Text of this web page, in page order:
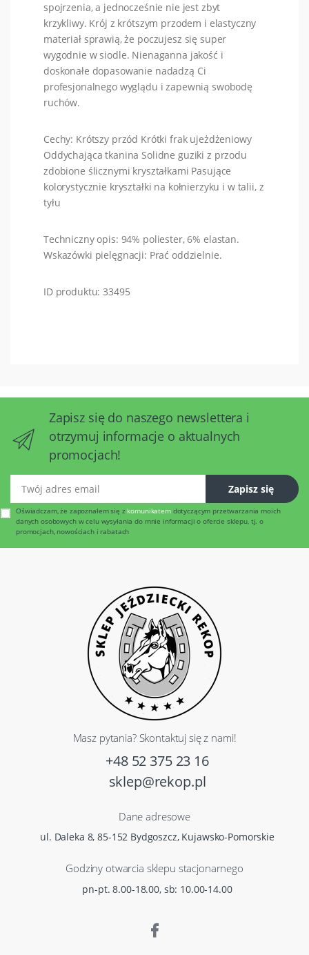
spojrzenia, a jednocześnie nie jest zbyt
krzykliwy. Krój z krótszym przodem i elastyczny
materiał sprawią, że poczujesz się super
wygodnie w siodle. Nienaganna jakość i
doskonałe dopasowanie nadadzą Ci
profesjonalnego wyglądu i zapewnią swobodę
ruchów.
Cechy: Krótszy przód Krótki frak ujeżdżeniowy
Oddychająca tkanina Solidne guziki z przodu
zdobione ślicznymi kryształkami Pasujące
kolorystycznie kryształki na kołnierzyku i w talii, z
tyłu
Techniczny opis: 94% poliester, 6% elastan.
Wskazówki pielęgnacji: Prać oddzielnie.
ID produktu: 33495
Zapisz się do naszego newslettera i
otrzymuj informacje o aktualnych
promocjach!
Zapisz się
Oświadczam, że zapoznałem się z komunikatemdotyczącym przetwarzania moich
danych osobowych w celu wysyłania do mnie informacji o ofercie sklepu, tj. o
promocjach, nowościach i rabatach
Masz pytania? Skontaktuj się z nami!
+48 52 375 23 16
sklep@rekop.pl
Dane adresowe
ul. Daleka 8, 85-152 Bydgoszcz, Kujawsko-Pomorskie
Godziny otwarcia sklepu stacjonarnego
pn-pt. 8.00-18.00, sb: 10.00-14.00